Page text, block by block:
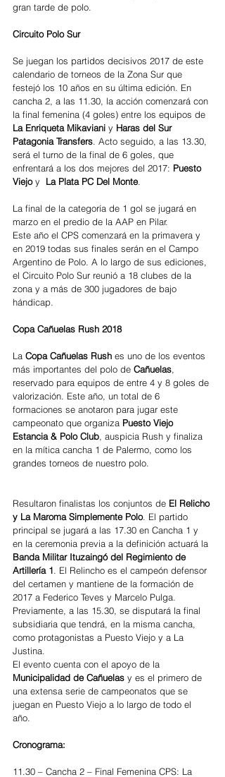
gran tarde de polo.
Circuito Polo Sur
Se juegan los partidos decisivos 2017 de este
calendario de torneos de la Zona Sur que
festejó los 10 años en su última edición. En
cancha 2, a las 11.30, la acción comenzará con
la final femenina (4 goles) entre los equipos de
La Enriqueta Mikaviani y Haras del Sur
Patagonia Transfers. Acto seguido, a las 13.30,
será el turno de la final de 6 goles, que
enfrentará a los dos mejores del 2017: Puesto
Viejo y La Plata PC Del Monte.
La final de la categoría de 1 gol se jugará en
marzo en el predio de la AAP en Pilar.
Este año el CPS comenzará en la primavera y
en 2019 todas sus finales serán en el Campo
Argentino de Polo. A lo largo de sus ediciones,
el Circuito Polo Sur reunió a 18 clubes de la
zona y a más de 300 jugadores de bajo
hándicap.
Copa Cañuelas Rush 2018
La Copa Cañuelas Rush es uno de los eventos
más importantes del polo de Cañuelas,
reservado para equipos de entre 4 y 8 goles de
valorización. Este año, un total de 6
formaciones se anotaron para jugar este
campeonato que organiza Puesto Viejo
Estancia & Polo Club, auspicia Rush y finaliza
en la mítica cancha 1 de Palermo, como los
grandes torneos de nuestro polo.
Resultaron finalistas los conjuntos de El Relicho
y La Maroma Simplemente Polo. El partido
principal se jugará a las 17.30 en Cancha 1 y
en la ceremonia previa a la definición actuará la
Banda Militar Ituzaingó del Regimiento de
Artillería 1. El Relincho es el campeón defensor
del certamen y mantiene de la formación de
2017 a Federico Teves y Marcelo Pulga.
Previamente, a las 15.30, se disputará la final
subsidiaria que tendrá, en la misma cancha,
como protagonistas a Puesto Viejo y a La
Justina.
El evento cuenta con el apoyo de la
Municipalidad de Cañuelas y es el primero de
una extensa serie de campeonatos que se
juegan en Puesto Viejo a lo largo de todo el
año.
Cronograma:
11.30 – Cancha 2 – Final Femenina CPS: La